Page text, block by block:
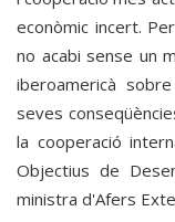
econòmic incert.
no acabi sense un
iberoamericà
seves
la cooperació
Objectius de
ministra d'Afers